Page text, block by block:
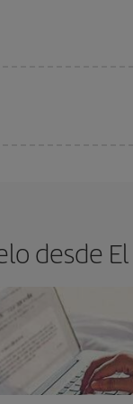
desde El